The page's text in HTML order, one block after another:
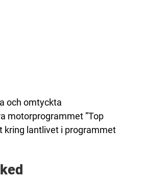
och omtyckta
motorprogrammet ”Top
kring lantlivet i programmet